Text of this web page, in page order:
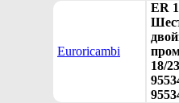
Euroricambi
ER
18/